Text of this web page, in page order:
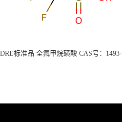
DRE标准品 全氟甲烷磺酸 CAS号：1493-